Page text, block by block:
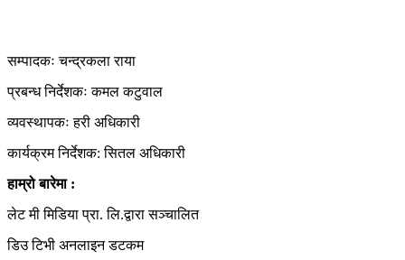
सम्पादकः चन्द्रकला राया
प्रबन्ध निर्देशकः कमल कटुवाल
व्यवस्थापकः हरी अधिकारी
कार्यक्रम निर्देशक: सितल अधिकारी
हाम्रो बारेमा :
लेट मी मिडिया प्रा. लि.द्वारा सञ्चालित
डिउ टिभी अनलाइन डटकम